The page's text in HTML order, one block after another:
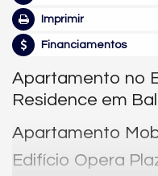
Imprimir
Financiamentos
Apartamento no
Residence em
Apartamento
Edifício Opera